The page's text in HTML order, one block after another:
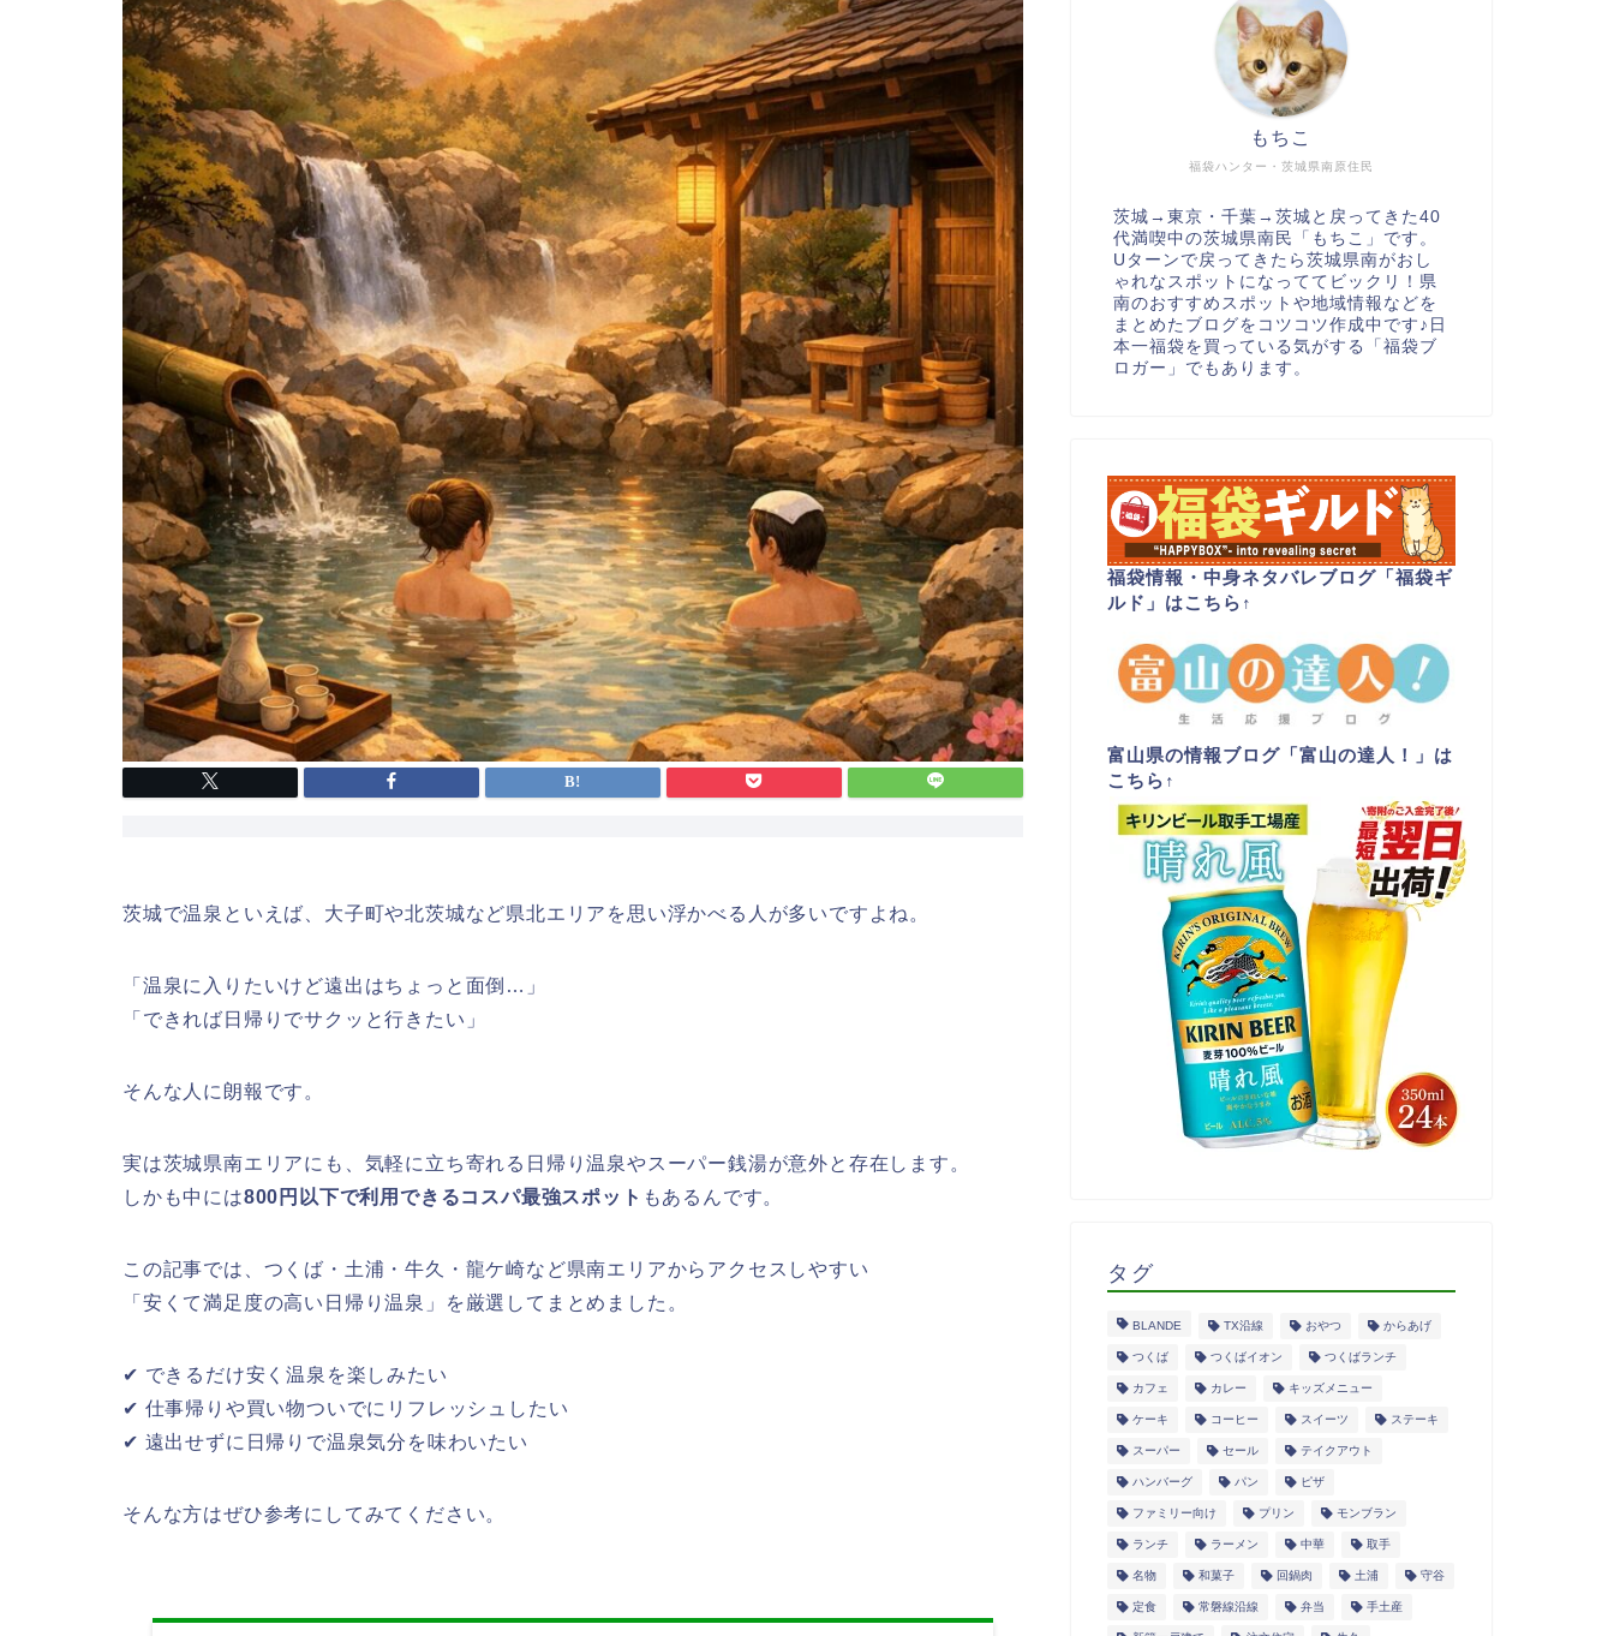
茨城で温泉といえば、大子町や北茨城など県北エリアを思い浮かべる人が多いですよね。
「温泉に入りたいけど遠出はちょっと面倒…」
「できれば日帰りでサクッと行きたい」
そんな人に朗報です。
実は茨城県南エリアにも、気軽に立ち寄れる日帰り温泉やスーパー銭湯が意外と存在します。
しかも中には800円以下で利用できるコスパ最強スポット もあるんです。
この記事では、つくば・土浦・牛久・龍ケ崎など県南エリアからアクセスしやすい
「安くて満足度の高い日帰り温泉」を厳選してまとめました。
✔ できるだけ安く温泉を楽しみたい
✔ 仕事帰りや買い物ついでにリフレッシュしたい
✔ 遠出せずに日帰りで温泉気分を味わいたい
そんな方はぜひ参考にしてみてください。
福袋ハンター・茨城県南原住民
もちこ
茨城→東京・千葉→茨城と戻ってきた40
代満喫中の茨城県南民「もちこ」です。
Uターンで戻ってきたら茨城県南がおし
ゃれなスポットになっててビックリ！県
南のおすすめスポットや地域情報などを
まとめたブログをコツコツ作成中です♪日
本一福袋を買っている気がする「福袋ブ
ロガー」でもあります。
福袋情報・中身ネタバレブログ「福袋ギ
ルド」はこちら ↑
富山県の情報ブログ「富山の達人！」は
こちら ↑
タグ
BLANDE TX沿線 おやつ からあげ
つくば つくばイオン つくばランチ
カフェ カレー キッズメニュー
ケーキ コーヒー スイーツ ステーキ
スーパー セール テイクアウト
ハンバーグ パン ピザ
ファミリー向け プリン モンブラン
ランチ ラーメン 中華 取手
名物 和菓子 回鍋肉 土浦 守谷
定食 常磐線沿線 弁当 手土産